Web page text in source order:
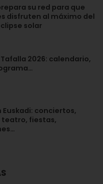
su red para que
disfruten al máximo del
solar
2026: calendario,
Euskadi: conciertos,
fiestas,